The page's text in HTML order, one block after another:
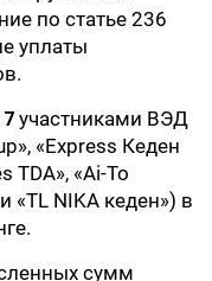
по статье 236
уплаты
7 участниками ВЭД
«Ехpress Кеден
TDA», «Ai-To
«TL NIKA кеден») в
сумм